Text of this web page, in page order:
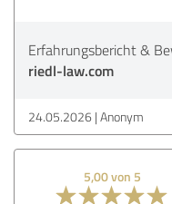
Erfahrungsbericht &
riedl-law.com
24.05.2026 Anonym
5,00 von 5